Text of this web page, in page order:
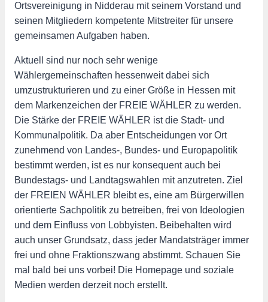
Ortsvereinigung in Nidderau mit seinem Vorstand und
seinen Mitgliedern kompetente Mitstreiter für unsere
gemeinsamen Aufgaben haben.
Aktuell sind nur noch sehr wenige
Wählergemeinschaften hessenweit dabei sich
umzustrukturieren und zu einer Größe in Hessen mit
dem Markenzeichen der FREIE WÄHLER zu werden.
Die Stärke der FREIE WÄHLER ist die Stadt- und
Kommunalpolitik. Da aber Entscheidungen vor Ort
zunehmend von Landes-, Bundes- und Europapolitik
bestimmt werden, ist es nur konsequent auch bei
Bundestags- und Landtagswahlen mit anzutreten. Ziel
der FREIEN WÄHLER bleibt es, eine am Bürgerwillen
orientierte Sachpolitik zu betreiben, frei von Ideologien
und dem Einfluss von Lobbyisten. Beibehalten wird
auch unser Grundsatz, dass jeder Mandatsträger immer
frei und ohne Fraktionszwang abstimmt. Schauen Sie
mal bald bei uns vorbei! Die Homepage und soziale
Medien werden derzeit noch erstellt.